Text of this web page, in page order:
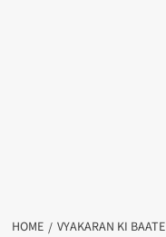
HOME VYAKARAN KI BAATE